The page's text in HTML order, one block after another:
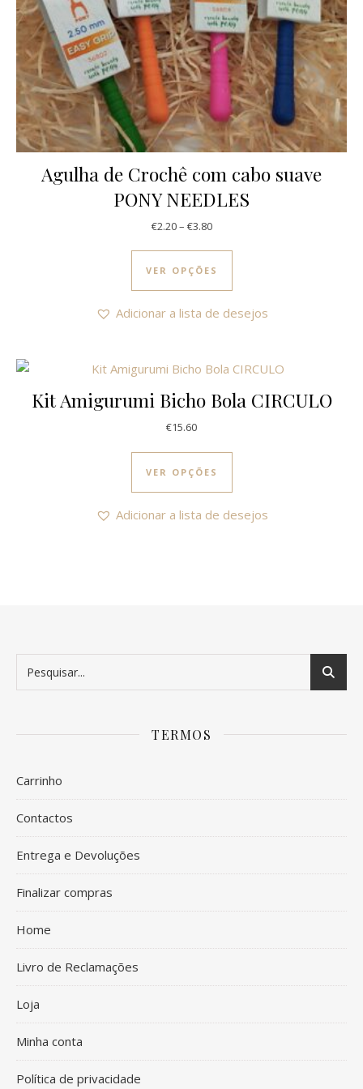
Agulha de Crochê com cabo suave
PONY NEEDLES
€2.20– €3.80Price range: €2.20 through
VER OPÇÕES
This product has
Adicionar a lista de desejos
Kit Amigurumi Bicho Bola CIRCULO
€15.60
VER OPÇÕES
This product has
Adicionar a lista de desejos
TERMOS
Carrinho
Contactos
Entrega e Devoluções
Finalizar compras
Home
Livro de Reclamações
Loja
Minha conta
Política de privacidade